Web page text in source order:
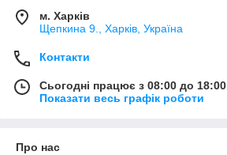
м. Харків
Щепкина 9., Харків, Україна
Контакти
Сьогодні працює з 08:00 до 18:00
Показати весь графік роботи
Про нас